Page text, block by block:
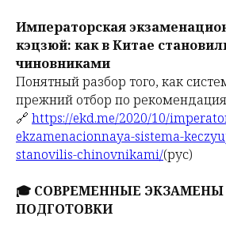
Императорская
кэцзюй: как в Китае
чиновниками
Понятный разбор того, как
прежний отбор по
🔗 https://ekd.me/2020/10/
ekzamenacionnaya-sistema-
stanovilis-chinovnikami/(рус)
🎓 СОВРЕМЕННЫЕ
ПОДГОТОВКИ